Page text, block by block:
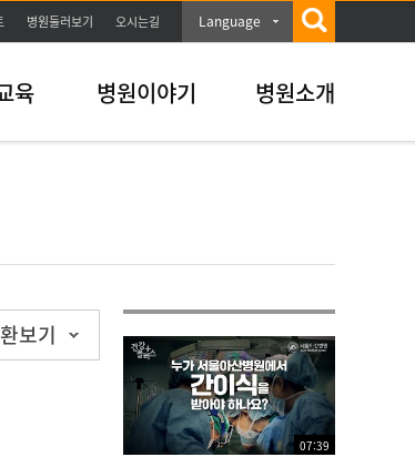
병원둘러보기 오시는길 Language
육 병원이야기 병원소개
보기
07:39